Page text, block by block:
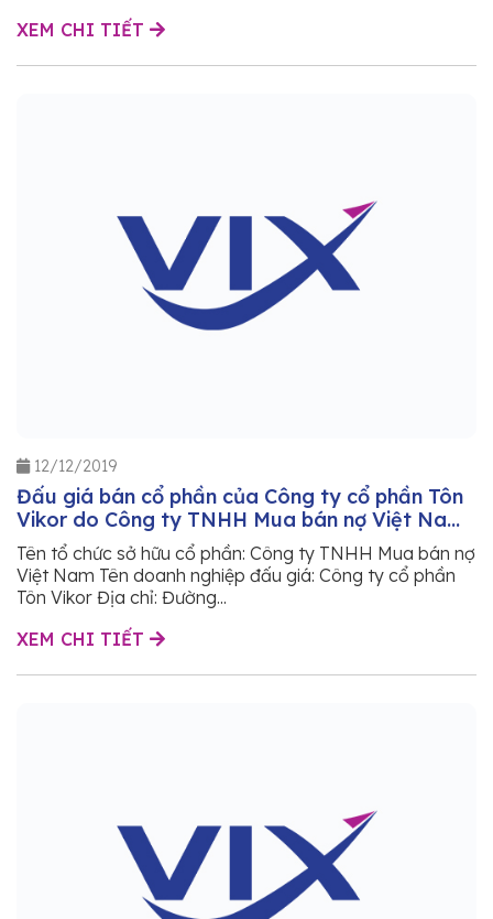
XEM CHI TIẾT
12/12/2019
Đấu giá bán cổ phần của Công ty cổ phần Tôn
Vikor do Công ty TNHH Mua bán nợ Việt Nam
sở hữu
Tên tổ chức sở hữu cổ phần: Công ty TNHH Mua bán nợ
Việt Nam Tên doanh nghiệp đấu giá: Công ty cổ phần
Tôn Vikor Địa chỉ: Đường...
XEM CHI TIẾT